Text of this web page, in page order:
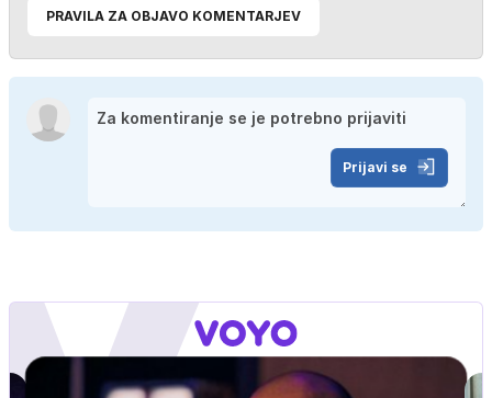
PRAVILA ZA OBJAVO KOMENTARJEV
Prijavi se